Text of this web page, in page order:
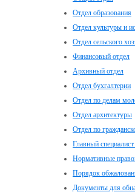
Отдел образования
Отдел культуры и
Отдел сельского
Финансовый отдел
Архивный отдел
Отдел бухгалтерии
Отдел по делам
Отдел архитектуры
Отдел по
Главный
Нормативные
Порядок
Документы для